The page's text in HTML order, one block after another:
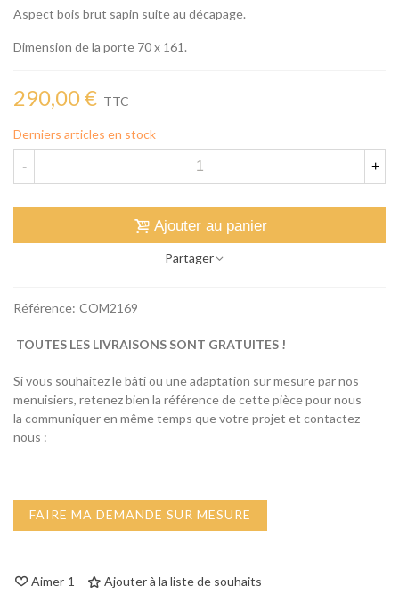
Aspect bois brut sapin suite au décapage.
Dimension de la porte 70 x 161.
290,00 € TTC
Derniers articles en stock
- +
Ajouter au panier
Partager
Référence: COM2169
TOUTES LES LIVRAISONS SONT GRATUITES !
Si vous souhaitez le bâti ou une adaptation sur mesure par nos
menuisiers, retenez bien la référence de cette pièce pour nous
la communiquer en même temps que votre projet et contactez
nous :
FAIRE MA DEMANDE SUR MESURE
Aimer 1 Ajouter à la liste de souhaits